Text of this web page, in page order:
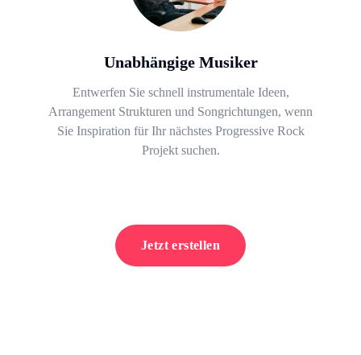
Unabhängige Musiker
Entwerfen Sie schnell instrumentale Ideen,
Arrangement Strukturen und Songrichtungen, wenn
Sie Inspiration für Ihr nächstes Progressive Rock
Projekt suchen.
Jetzt erstellen